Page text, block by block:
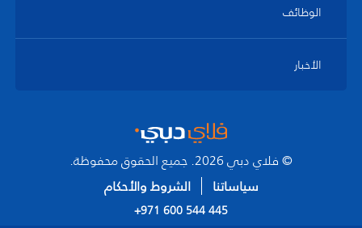
الوظائف
الأخبار
© فلاي دبي 2026. جميع الحقوق محفوظة.
سياساتنا
الشروط والأحكام
+971 600 544 445